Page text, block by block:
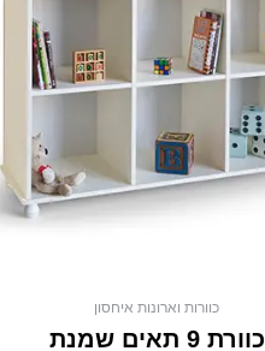
כוורות וארונות איחסון
כוורת 9 תאים שמנת